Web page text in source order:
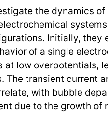
the dynamics of
Initially, they
of a single
at low overpotentials,
The transient current
with bubble
due to the growth of